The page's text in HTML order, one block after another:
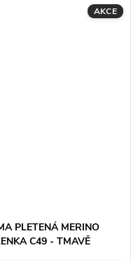
AKCE
PLETENÁ MERINO
C49 - TMAVĚ